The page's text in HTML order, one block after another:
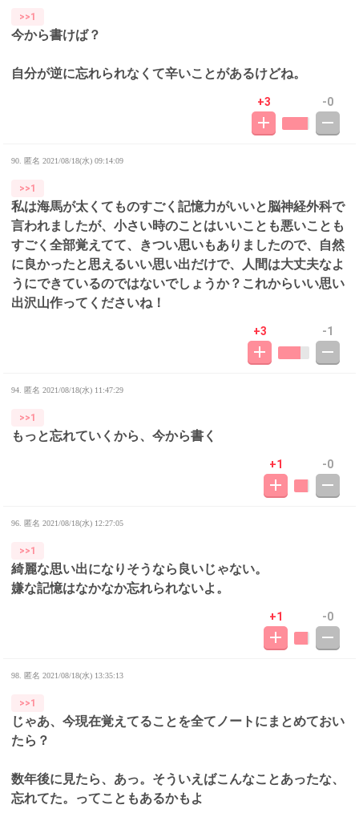
>>1
今から書けば？
自分が逆に忘れられなくて辛いことがあるけどね。
+3 -0
90. 匿名 2021/08/18(水) 09:14:09
>>1
私は海馬が太くてものすごく記憶力がいいと脳神経外科で
言われましたが、小さい時のことはいいことも悪いことも
すごく全部覚えてて、きつい思いもありましたので、自然
に良かったと思えるいい思い出だけで、人間は大丈夫なよ
うにできているのではないでしょうか？これからいい思い
出沢山作ってくださいね！
+3 -1
94. 匿名 2021/08/18(水) 11:47:29
>>1
もっと忘れていくから、今から書く
+1 -0
96. 匿名 2021/08/18(水) 12:27:05
>>1
綺麗な思い出になりそうなら良いじゃない。
嫌な記憶はなかなか忘れられないよ。
+1 -0
98. 匿名 2021/08/18(水) 13:35:13
>>1
じゃあ、今現在覚えてることを全てノートにまとめておい
たら？
数年後に見たら、あっ。そういえばこんなことあったな、
忘れてた。ってこともあるかもよ